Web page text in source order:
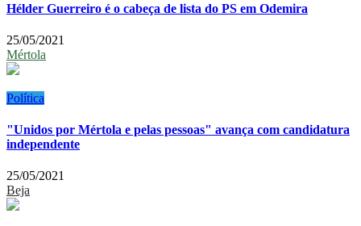
Hélder Guerreiro é o cabeça de lista do PS em Odemira
25/05/2021
Mértola
Política
"Unidos por Mértola e pelas pessoas" avança com candidatura
independente
25/05/2021
Beja